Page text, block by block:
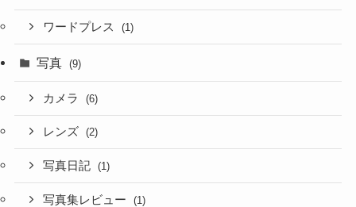
ワードプレス (1)
写真 (9)
カメラ (6)
レンズ (2)
写真日記 (1)
写真集レビュー (1)